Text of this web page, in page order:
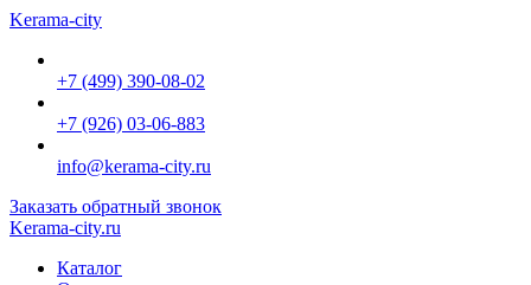
Kerama-city
+7 (499) 390-08-02
+7 (926) 03-06-883
info@kerama-city.ru
Заказать обратный звонок
Kerama-city.ru
Каталог